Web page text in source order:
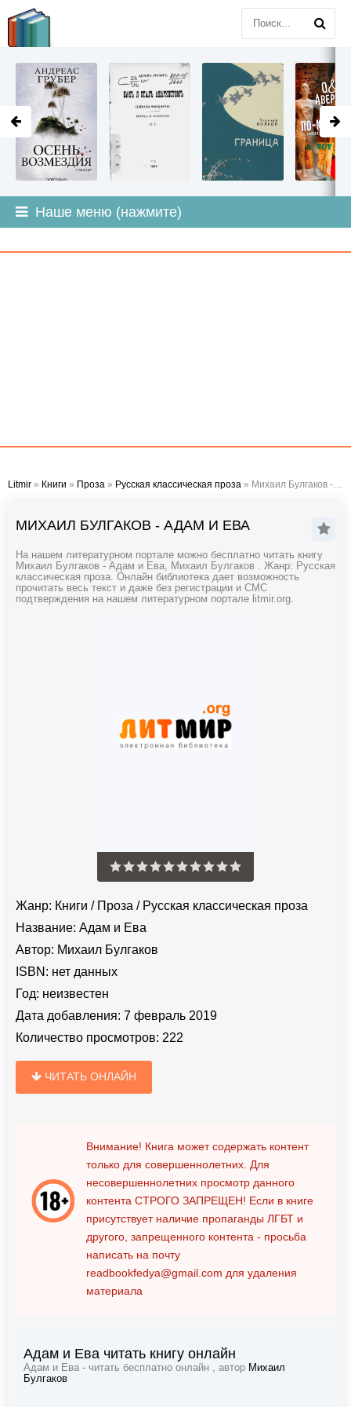
Наше меню (нажмите)
Litmir » Книги » Проза » Русская классическая проза » Михаил Булгаков - Адам и Ева
МИХАИЛ БУЛГАКОВ - АДАМ И ЕВА
На нашем литературном портале можно бесплатно читать книгу
Михаил Булгаков - Адам и Ева, Михаил Булгаков . Жанр: Русская
классическая проза. Онлайн библиотека дает возможность
прочитать весь текст и даже без регистрации и СМС
подтверждения на нашем литературном портале litmir.org.
Жанр: Книги / Проза / Русская классическая проза
Название: Адам и Ева
Автор: Михаил Булгаков
ISBN: нет данных
Год: неизвестен
Дата добавления: 7 февраль 2019
Количество просмотров: 222
ЧИТАТЬ ОНЛАЙН
Внимание! Книга может содержать контент
только для совершеннолетних. Для
несовершеннолетних просмотр данного
контента СТРОГО ЗАПРЕЩЕН! Если в книге
присутствует наличие пропаганды ЛГБТ и
другого, запрещенного контента - просьба
написать на почту
readbookfedya@gmail.com для удаления
материала
Адам и Ева читать книгу онлайн
Адам и Ева - читать бесплатно онлайн , автор Михаил
Булгаков
LITMIR.ORG